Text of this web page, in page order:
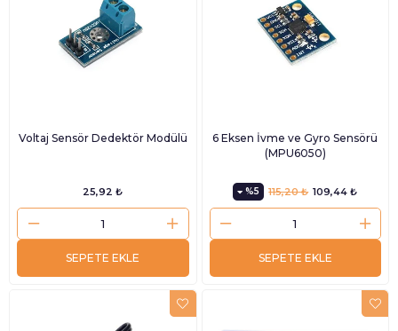
Voltaj Sensör Dedektör Modülü
25,92 ₺
SEPETE EKLE
6 Eksen İvme ve Gyro Sensörü
(MPU6050)
%5 109,44 ₺
115,20 ₺
SEPETE EKLE